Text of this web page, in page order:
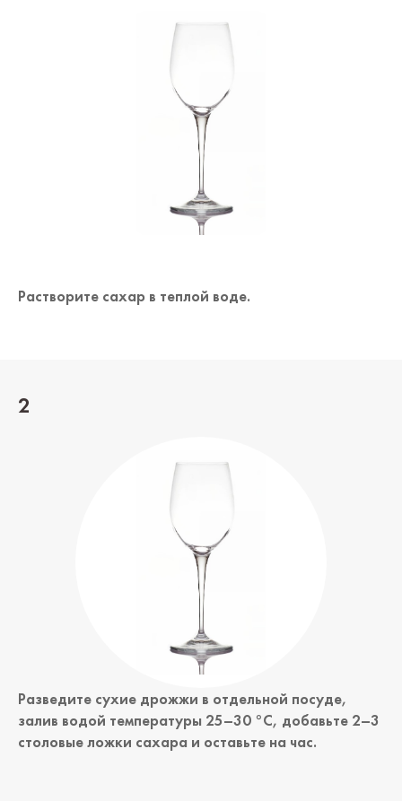
Растворите сахар в теплой воде.
2
Разведите сухие дрожжи в отдельной посуде,
залив водой температуры 25–30 °C, добавьте 2–3
столовые ложки сахара и оставьте на час.